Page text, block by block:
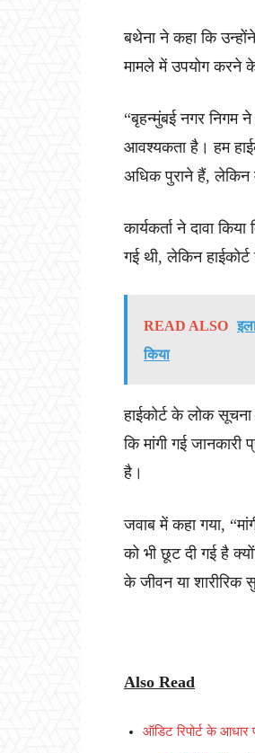
बथेना ने कहा कि
मामले में उपयोग करने के
“बृहन्मुंबई नगर निगम
आवश्यकता है। हम
अधिक पुराने हैं, लेकिन
कार्यकर्ता ने दावा
गई थी, लेकिन
READ ALSO
किया
हाईकोर्ट के लोक
कि मांगी गई जानकारी
है।
जवाब में कहा गया,
को भी छूट दी गई है
के जीवन या शारीरिक
Also Read
ऑडिट रिपोर्ट के आधार